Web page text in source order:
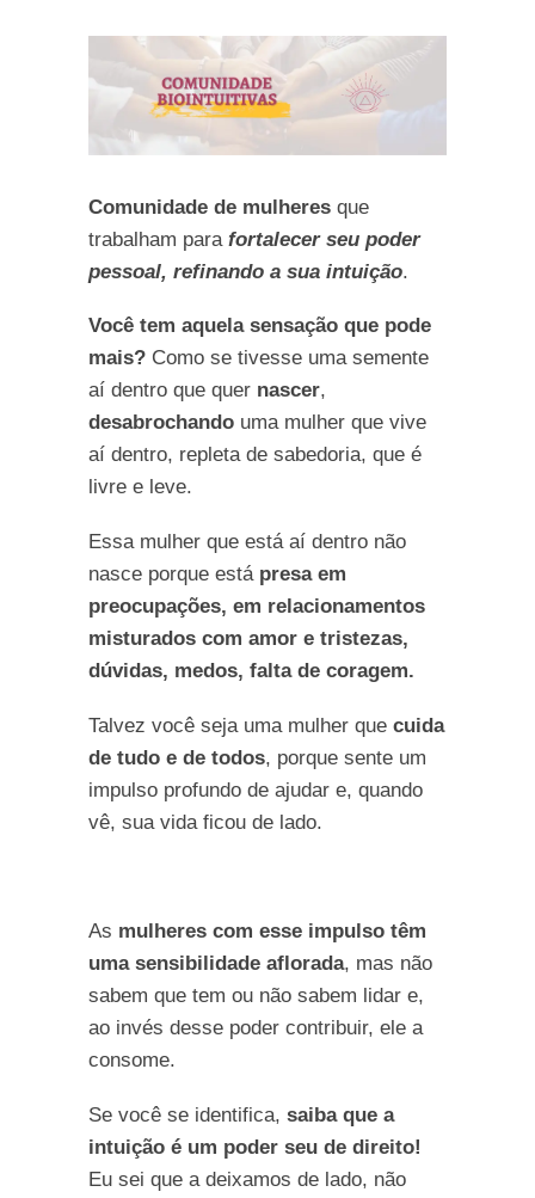
Comunidade de mulheres que
trabalham para fortalecer seu poder
pessoal, refinando a sua intuição.
Você tem aquela sensação que pode
mais? Como se tivesse uma semente
aí dentro que quer nascer,
desabrochando uma mulher que vive
aí dentro, repleta de sabedoria, que é
livre e leve.
Essa mulher que está aí dentro não
nasce porque está presa em
preocupações, em relacionamentos
misturados com amor e tristezas,
dúvidas, medos, falta de coragem.
Talvez você seja uma mulher que cuida
de tudo e de todos, porque sente um
impulso profundo de ajudar e, quando
vê, sua vida ficou de lado.
As mulheres com esse impulso têm
uma sensibilidade aflorada, mas não
sabem que tem ou não sabem lidar e,
ao invés desse poder contribuir, ele a
consome.
Se você se identifica, saiba que a
intuição é um poder seu de direito!
Eu sei que a deixamos de lado, não